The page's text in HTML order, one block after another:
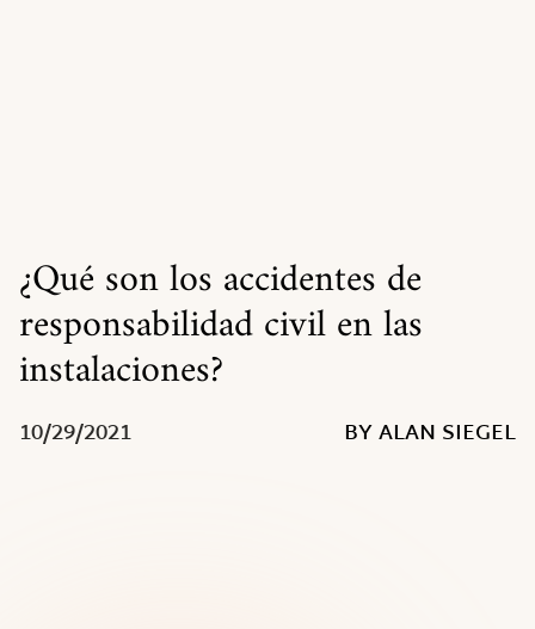
¿Qué son los accidentes de
responsabilidad civil en las
instalaciones?
10/29/2021 BY ALAN SIEGEL